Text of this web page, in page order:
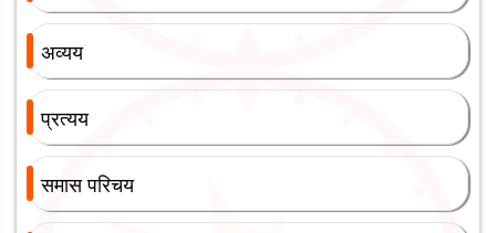
अव्यय
प्रत्यय
समास परिचय